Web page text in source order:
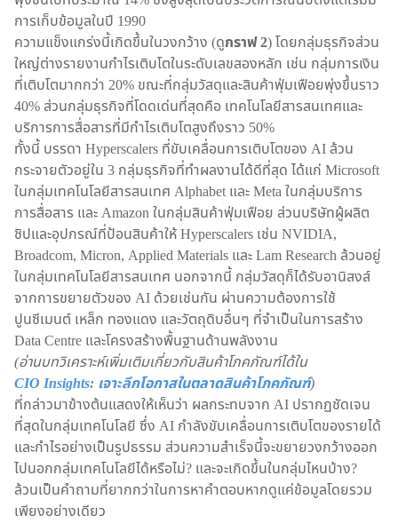
การเก็บข้อมูลในปี 1990
ความแข็งแกร่งนี้เกิดขึ้นในวงกว้าง (ดูกราฟ 2) โดยกลุ่มธุรกิจส่วน
ใหญ่ต่างรายงานกำไรเติบโตในระดับเลขสองหลัก เช่น กลุ่มการเงิน
ที่เติบโตมากกว่า 20% ขณะที่กลุ่มวัสดุและสินค้าฟุ่มเฟือยพุ่งขึ้นราว
40% ส่วนกลุ่มธุรกิจที่โดดเด่นที่สุดคือ เทคโนโลยีสารสนเทศและ
บริการการสื่อสารที่มีกำไรเติบโตสูงถึงราว 50%
ทั้งนี้ บรรดา Hyperscalers ที่ขับเคลื่อนการเติบโตของ AI ล้วน
กระจายตัวอยู่ใน 3 กลุ่มธุรกิจที่ทำผลงานได้ดีที่สุด ได้แก่ Microsoft
ในกลุ่มเทคโนโลยีสารสนเทศ Alphabet และ Meta ในกลุ่มบริการ
การสื่อสาร และ Amazon ในกลุ่มสินค้าฟุ่มเฟือย ส่วนบริษัทผู้ผลิต
ชิปและอุปกรณ์ที่ป้อนสินค้าให้ Hyperscalers เช่น NVIDIA,
Broadcom, Micron, Applied Materials และ Lam Research ล้วนอยู่
ในกลุ่มเทคโนโลยีสารสนเทศ นอกจากนี้ กลุ่มวัสดุก็ได้รับอานิสงส์
จากการขยายตัวของ AI ด้วยเช่นกัน ผ่านความต้องการใช้
ปูนซีเมนต์ เหล็ก ทองแดง และวัตถุดิบอื่นๆ ที่จำเป็นในการสร้าง
Data Centre และโครงสร้างพื้นฐานด้านพลังงาน
(อ่านบทวิเคราะห์เพิ่มเติมเกี่ยวกับสินค้าโภคภัณฑ์ได้ใน
CIO Insights: เจาะลึกโอกาสในตลาดสินค้าโภคภัณฑ์)
ที่กล่าวมาข้างต้นแสดงให้เห็นว่า ผลกระทบจาก AI ปรากฏชัดเจน
ที่สุดในกลุ่มเทคโนโลยี ซึ่ง AI กำลังขับเคลื่อนการเติบโตของรายได้
และกำไรอย่างเป็นรูปธรรม ส่วนความสำเร็จนี้จะขยายวงกว้างออก
ไปนอกกลุ่มเทคโนโลยีได้หรือไม่? และจะเกิดขึ้นในกลุ่มไหนบ้าง?
ล้วนเป็นคำถามที่ยากกว่าในการหาคำตอบหากดูแค่ข้อมูลโดยรวม
เพียงอย่างเดียว